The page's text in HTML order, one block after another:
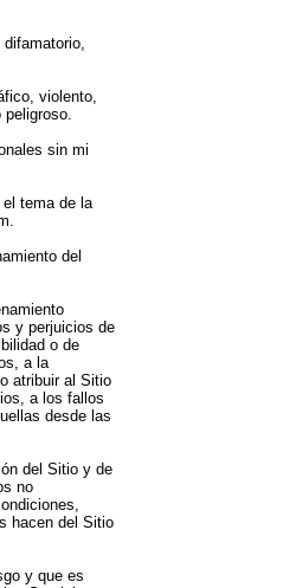
violento,
sin mi
tema de la
del
y perjuicios de
o de
a la
atribuir al Sitio
a los fallos
desde las
del Sitio y de
no
hacen del Sitio
y que es